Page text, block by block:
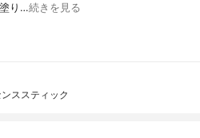
り…続きを見る
ススティック